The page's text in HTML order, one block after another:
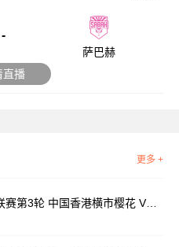
-
萨巴赫
直播
更多 +
07月25日 佛山西甲足球联赛第3轮 中国香港横市樱花 VS 吉图省实青年 全场录像